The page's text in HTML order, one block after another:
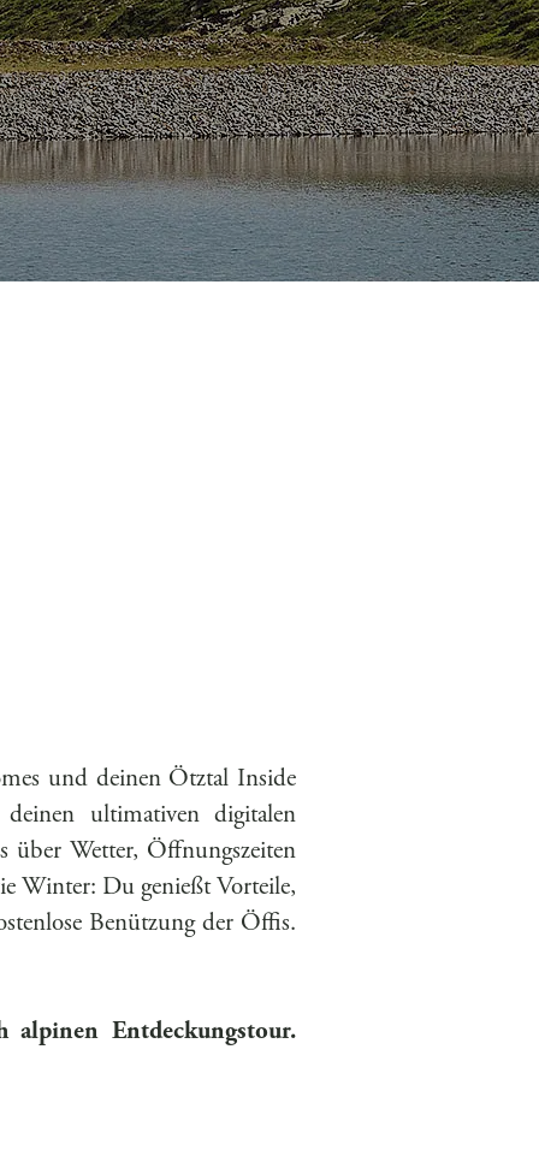
und deinen Ötztal Inside
ultimativen digitalen
Wetter, Öffnungszeiten
Winter: Du genießt Vorteile,
Benützung der Öffis.
Entdeckungstour.